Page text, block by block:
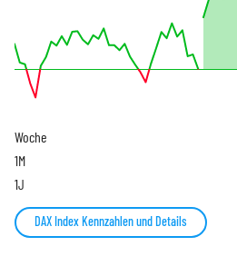
Woche
1M
1J
DAX Index Kennzahlen und Details